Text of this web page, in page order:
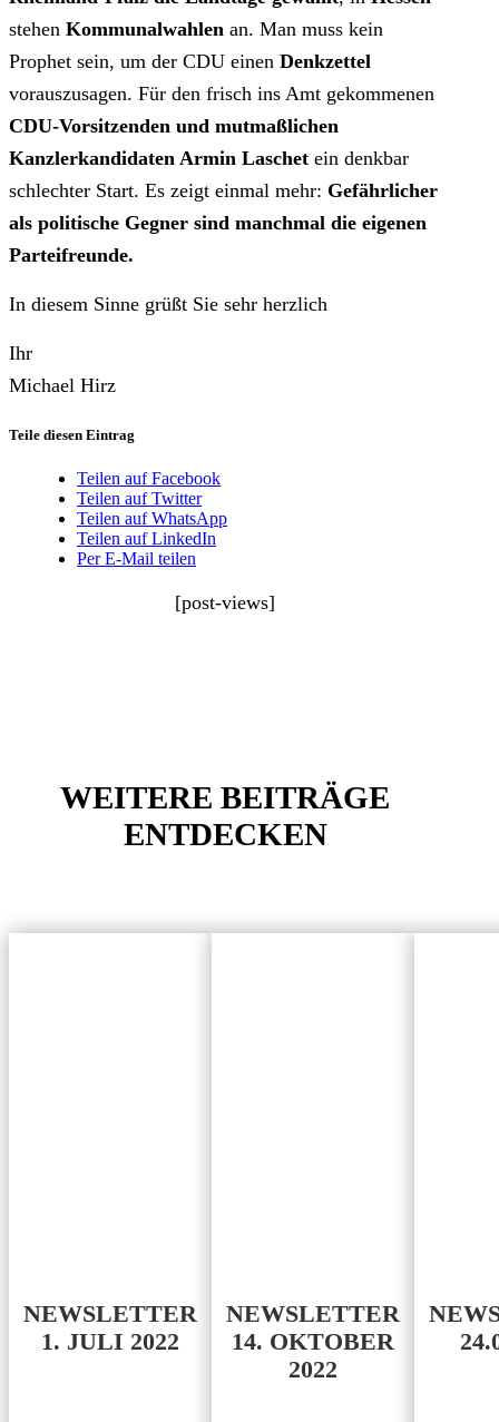
stehen Kommunalwahlen an. Man muss kein
Prophet sein, um der CDU einen Denkzettel
vorauszusagen. Für den frisch ins Amt gekommenen
CDU-Vorsitzenden und mutmaßlichen
Kanzlerkandidaten Armin Laschet ein denkbar
schlechter Start. Es zeigt einmal mehr: Gefährlicher
als politische Gegner sind manchmal die eigenen
Parteifreunde.
In diesem Sinne grüßt Sie sehr herzlich
Ihr
Michael Hirz
Teile diesen Eintrag
Teilen auf Facebook
Teilen auf Twitter
Teilen auf WhatsApp
Teilen auf LinkedIn
Per E-Mail teilen
[post-views]
WEITERE BEITRÄGE
ENTDECKEN
NEWSLETTER
1. JULI 2022
NEWSLETTER
14. OKTOBER
2022